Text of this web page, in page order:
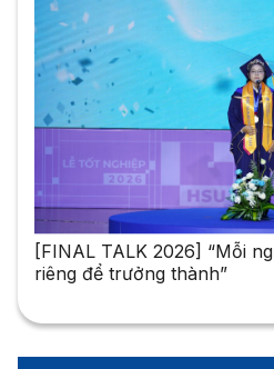
[FINAL TALK 2026] “Mỗi
riêng để trưởng thành”